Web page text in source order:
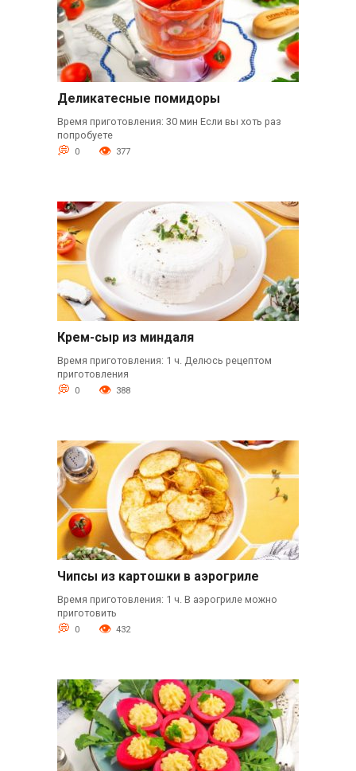
Деликатесные помидоры
Время приготовления: 30 мин Если вы хоть раз
попробуете
0 377
Крем-сыр из миндаля
Время приготовления: 1 ч. Делюсь рецептом
приготовления
0 388
Чипсы из картошки в аэрогриле
Время приготовления: 1 ч. В аэрогриле можно
приготовить
0 432